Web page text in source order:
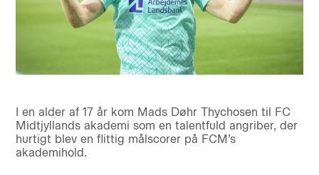
I en alder af 17 år kom Mads Døhr Thychosen til FC
Midtjyllands akademi som en talentfuld angriber, der
hurtigt blev en flittig målscorer på FCM’s
akademihold.